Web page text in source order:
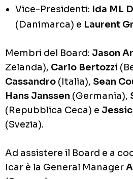
Vice-Presidenti: Ida ML
(Danimarca) e Laurent
Membri del Board: Jason
Zelanda), Carlo Bertozzi
Cassandro(Italia), Sean
Hans Janssen (Germania),
(Repubblica Ceca) e
(Svezia).
Ad assistere il Board e a
Icar è la General Manager